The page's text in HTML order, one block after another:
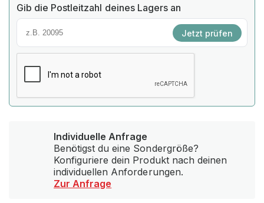
Gib die Postleitzahl deines Lagers an
Jetzt prüfen
Individuelle Anfrage
Benötigst du eine Sondergröße?
Konfiguriere dein Produkt nach deinen
individuellen Anforderungen.
Zur Anfrage